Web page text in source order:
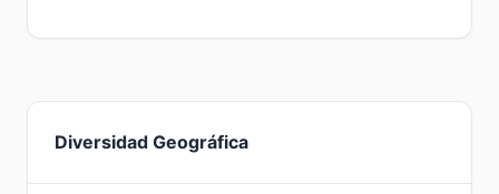
Diversidad Geográfica